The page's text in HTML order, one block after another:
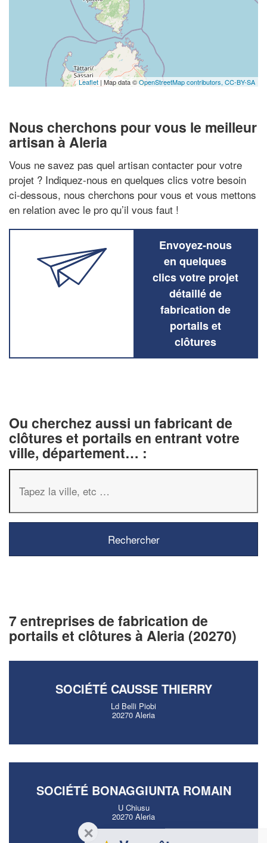
Leaflet | Map data ©OpenStreetMap contributors, CC-BY-SA
Nous cherchons pour vous le meilleur
artisan à Aleria
Vous ne savez pas quel artisan contacter pour votre
projet ? Indiquez-nous en quelques clics votre besoin
ci-dessous, nous cherchons pour vous et vous mettons
en relation avec le pro qu’il vous faut !
Envoyez-nous
en quelques
clics votre projet
détaillé de
fabrication de
portails et
clôtures
Ou cherchez aussi un fabricant de
clôtures et portails en entrant votre
ville, département… :
7 entreprises de fabrication de
portails et clôtures à Aleria (20270)
SOCIÉTÉ CAUSSE THIERRY
Ld Belli Piobi
20270 Aleria
SOCIÉTÉ BONAGGIUNTA ROMAIN
U Chiusu
20270 Aleria